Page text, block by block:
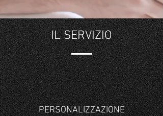
IL SERVIZIO
PERSONALIZZAZIONE